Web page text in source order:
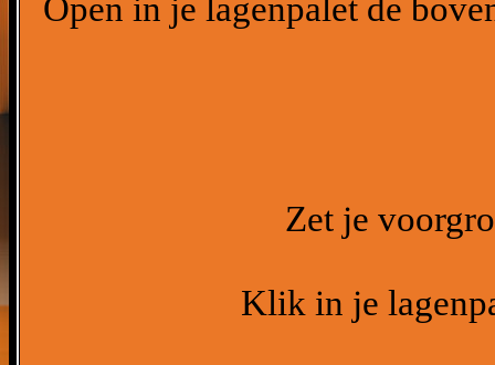
Open in je lagenpalet de
Zet je
Klik in je